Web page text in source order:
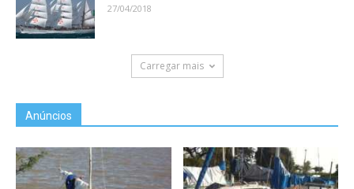
27/04/2018
Carregar mais
Anúncios